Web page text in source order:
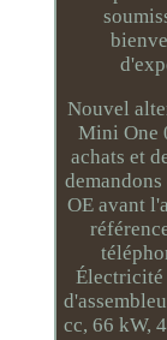
Nouvel
Mini One
achats et
OE avant
Électricité
cc, 66 kW,